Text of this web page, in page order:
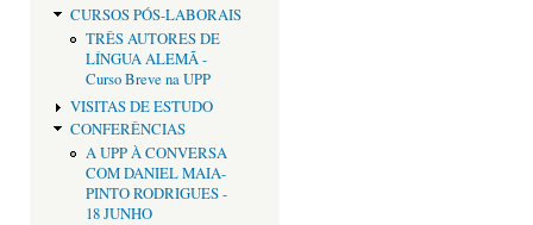
CURSOS PÓS-LABORAIS
TRÊS AUTORES DE
LÍNGUA ALEMÃ -
Curso Breve na UPP
VISITAS DE ESTUDO
CONFERÊNCIAS
A UPP À CONVERSA
COM DANIEL MAIA-
PINTO RODRIGUES -
18 JUNHO